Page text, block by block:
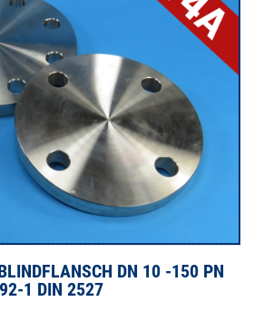
DN 10 -150 PN
1 DIN 2527